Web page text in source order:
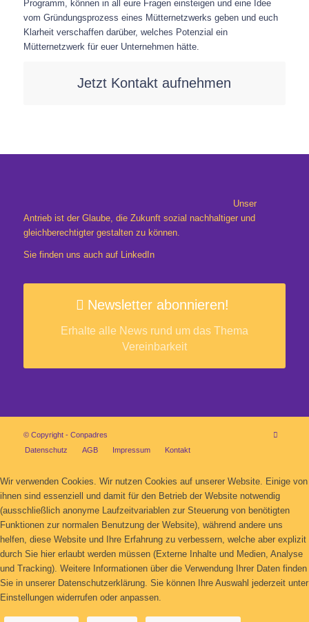
Programm, können in all eure Fragen einsteigen und eine Idee
vom Gründungsprozess eines Mütternetzwerks geben und euch
Klarheit verschaffen darüber, welches Potenzial ein
Mütternetzwerk für euer Unternehmen hätte.
Jetzt Kontakt aufnehmen
Unser
Antrieb ist der Glaube, die Zukunft sozial nachhaltiger und
gleichberechtigter gestalten zu können.
Sie finden uns auch auf LinkedIn
Newsletter abonnieren!
Erhalte alle News rund um das Thema
Vereinbarkeit
© Copyright - Conpadres
Datenschutz
AGB Impressum Kontakt
Wir verwenden Cookies. Wir nutzen Cookies auf unserer Website. Einige von
ihnen sind essenziell und damit für den Betrieb der Website notwendig
(ausschließlich anonyme Laufzeitvariablen zur Steuerung von benötigten
Funktionen zur normalen Benutzung der Website), während andere uns
helfen, diese Website und Ihre Erfahrung zu verbessern, welche aber explizit
durch Sie hier erlaubt werden müssen (Externe Inhalte und Medien, Analyse
und Tracking). Weitere Informationen über die Verwendung Ihrer Daten finden
Sie in unserer Datenschutzerklärung. Sie können Ihre Auswahl jederzeit unter
Einstellungen widerrufen oder anpassen.